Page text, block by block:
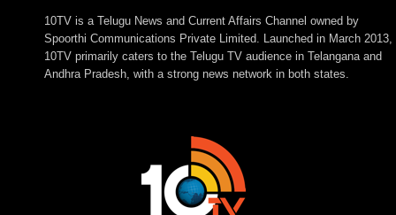
10TV is a Telugu News and Current Affairs Channel owned by
Spoorthi Communications Private Limited. Launched in March 2013,
10TV primarily caters to the Telugu TV audience in Telangana and
Andhra Pradesh, with a strong news network in both states.